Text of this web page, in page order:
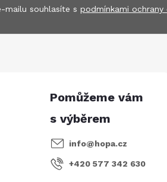
mailu souhlasíte s podmínkami ochrany
info@hopa.cz
+420 577 342 630